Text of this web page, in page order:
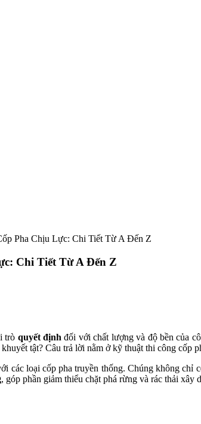
Pha Chịu Lực: Chi Tiết Từ A Đến Z
Chi Tiết Từ A Đến Z
trò quyết địnhđối với chất lượng và độ bền của
tật? Câu trả lời nằm ở kỹ thuật thi công cốp
các loại cốp pha truyền thống. Chúng không chỉ
, góp phần giảm thiểu chặt phá rừng và rác thải xây